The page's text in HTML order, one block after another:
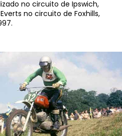
no circuito de Ipswich,
no circuito de Foxhills,